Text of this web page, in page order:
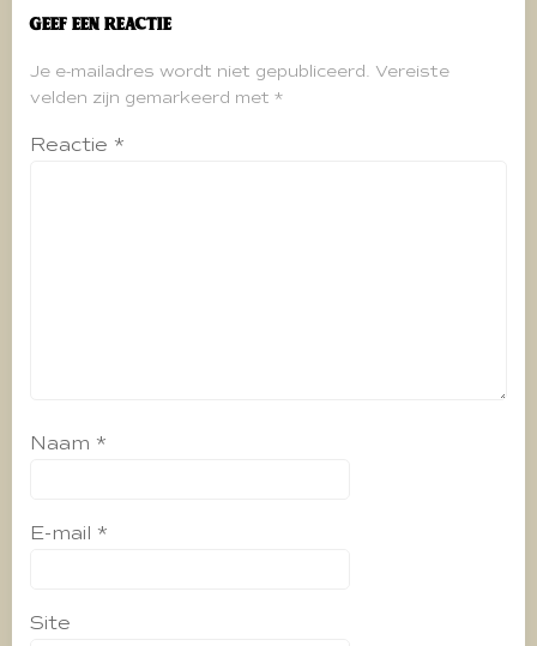
Geef een reactie
Je e-mailadres wordt niet gepubliceerd. Vereiste
velden zijn gemarkeerd met *
Reactie *
Naam *
E-mail *
Site